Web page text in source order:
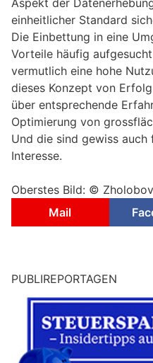
einheitlicher Standard
Die Einbettung in eine
Vorteile häufig
vermutlich eine hohe
dieses Konzept von
über entsprechende
Optimierung von
Und die sind gewiss
Interesse.
Oberstes Bild: ©
Mail
PUBLIREPORTAGEN